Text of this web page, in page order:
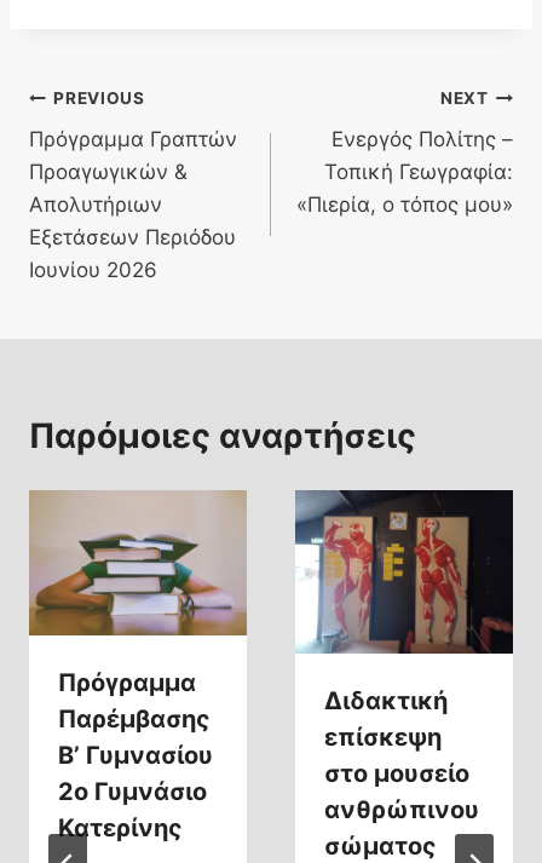
Πλοήγηση
άρθρων
PREVIOUS
Πρόγραμμα Γραπτών
Προαγωγικών &
Απολυτήριων
Εξετάσεων Περιόδου
Ιουνίου 2026
NEXT
Ενεργός Πολίτης –
Τοπική Γεωγραφία:
«Πιερία, ο τόπος μου»
Παρόμοιες αναρτήσεις
Πρόγραμμα
Παρέμβασης
Β’ Γυμνασίου
2ο Γυμνάσιο
Κατερίνης
Διδακτική
επίσκεψη
στο μουσείο
ανθρώπινου
σώματος